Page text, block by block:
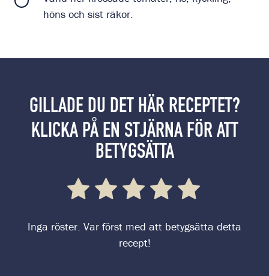
höns och sist räkor.
GILLADE DU DET HÄR RECEPTET?
KLICKA PÅ EN STJÄRNA FÖR ATT
BETYGSÄTTA
Inga röster. Var först med att betygsätta detta
recept!